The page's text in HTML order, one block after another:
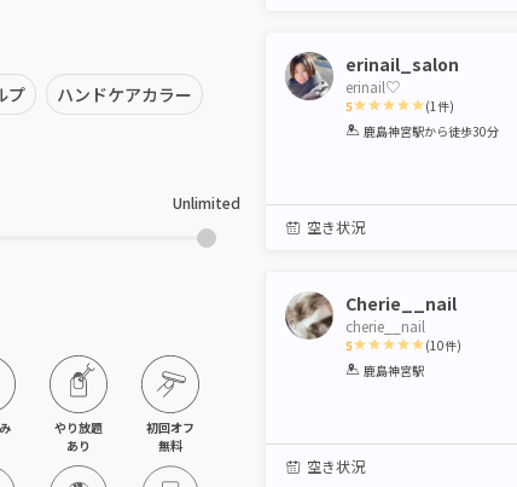
か
プ ハンドケアカラー
Unlimited
やり放題
あり
初回オフ
無料
erinail_salon
erinail♡
5
1 2 3 4 5
(1 件)
鹿島神宮駅から徒歩30分
空き状況
Cherie__nail
cherie__nail
5
1 2 3 4 5
(10件)
鹿島神宮駅
空き状況